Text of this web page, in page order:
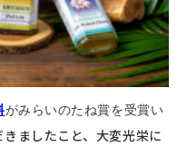
がみらいのたね賞を受賞い
ましたこと、大変光栄に